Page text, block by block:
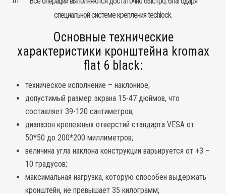
специальной системе крепления techlock.
Основные технические
характеристики кронштейна kromax
flat 6 black:
техническое исполнение – наклонное;
допустимый размер экрана 15-47 дюймов, что
составляет 39-120 сантиметров;
диапазон крепежных отверстий стандарта VESA от
50*50 до 200*200 миллиметров;
величина угла наклона конструкции варьируется от +3 –
10 градусов;
максимальная нагрузка, которую способен выдержать
кронштейн, не превышает 35 килограмм;